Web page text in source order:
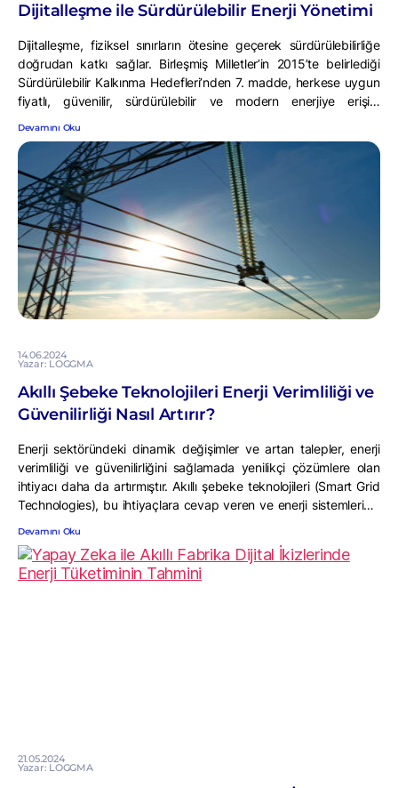
Dijitalleşme ile Sürdürülebilir Enerji Yönetimi
Dijitalleşme, fiziksel sınırların ötesine geçerek sürdürülebilirliğe
doğrudan katkı sağlar. Birleşmiş Milletler’in 2015’te belirlediği
Sürdürülebilir Kalkınma Hedefleri’nden 7. madde, herkese uygun
fiyatlı, güvenilir, sürdürülebilir ve modern enerjiye erişim
bir rol oynar; çünkü dijital teknolojiler enerji sistemlerinin
verimliliğini artırarak ve yenilenebilir enerji kaynaklarının
entegrasyonunu hızlandırarak sürdürülebilir bir enerji yönetimine
doğrudan […]
Devamını Oku
14.06.2024
Yazar: LOGGMA
Akıllı Şebeke Teknolojileri Enerji Verimliliği ve
Güvenilirliği Nasıl Artırır?
Enerji sektöründeki dinamik değişimler ve artan talepler, enerji
verimliliği ve güvenilirliğini sağlamada yenilikçi çözümlere olan
ihtiyacı daha da artırmıştır. Akıllı şebeke teknolojileri (Smart Grid
Technologies), bu ihtiyaçlara cevap veren ve enerji sistemlerinin
rol oynamaktadır. Peki, akıllı şebeke teknolojileri nedir ve enerji
verimliliği ile güvenilirliğini nasıl artırır? […]
Devamını Oku
21.05.2024
Yazar: LOGGMA